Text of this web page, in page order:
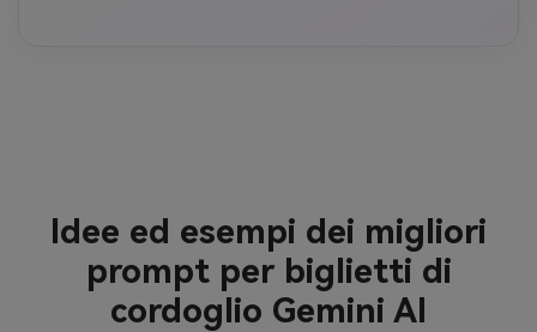
Idee ed esempi dei migliori
prompt per biglietti di
cordoglio Gemini AI